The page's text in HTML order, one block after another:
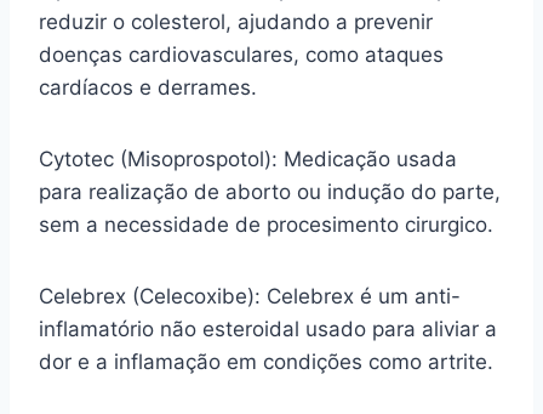
reduzir o colesterol, ajudando a prevenir
doenças cardiovasculares, como ataques
cardíacos e derrames.
Cytotec (Misoprospotol): Medicação usada
para realização de aborto ou indução do parte,
sem a necessidade de procesimento cirurgico.
Celebrex (Celecoxibe): Celebrex é um anti-
inflamatório não esteroidal usado para aliviar a
dor e a inflamação em condições como artrite.